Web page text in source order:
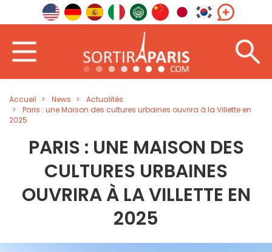
Accueil News
Actualités
Paris : une Maison des cultures urbaines ouvrira à la Villette en
2025
PARIS : UNE MAISON DES
CULTURES URBAINES
OUVRIRA À LA VILLETTE EN
2025